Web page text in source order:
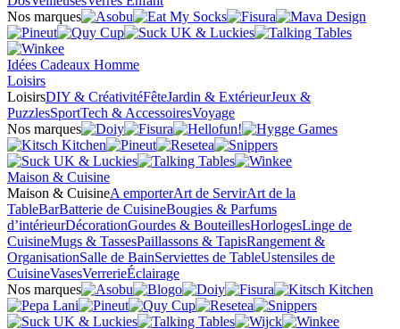
Nos marques
Idées Cadeaux Homme
Loisirs
LoisirsDIY & CréativitéFêteJardin & ExtérieurJeux &
PuzzlesSportTech & AccessoiresVoyage
Nos marques
Maison & Cuisine
Maison & CuisineA emporterArt de ServirArt de la
TableBarBatterie de CuisineBougies & Parfums
d’intérieurDécorationGourdes & BouteillesHorlogesLinge de
CuisineMugs & TassesPaillassons & TapisRangement &
OrganisationSalle de BainServiettes de TableUstensiles de
CuisineVasesVerrerieÉclairage
Nos marques